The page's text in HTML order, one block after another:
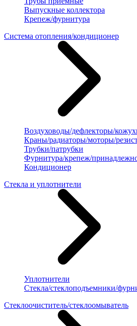
Выпускные коллектора
Крепеж/фурнитура
Система отопления/кондиционер
Воздуховоды/дефлекторы/
Краны/радиаторы/моторы/
Трубки/патрубки
Фурнитура/крепеж/
Кондиционер
Стекла и уплотнители
Уплотнители
Стекла/стеклоподъемники/
Стеклоочиститель/стеклоомыватель